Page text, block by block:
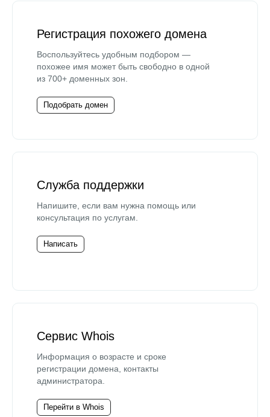
Регистрация похожего домена
Воспользуйтесь удобным подбором —
похожее имя может быть свободно в одной
из 700+ доменных зон.
Подобрать домен
Служба поддержки
Напишите, если вам нужна помощь или
консультация по услугам.
Написать
Сервис Whois
Информация о возрасте и сроке
регистрации домена, контакты
администратора.
Перейти в Whois